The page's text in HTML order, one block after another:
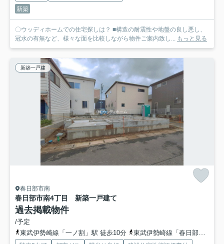
新築
〇ウッディホームでの住宅探しは？ ■構造の耐震性や地盤の良し悪し、
冠水の有無など、様々な面を比較しながら物件ご案内致し... もっと見る
新築一戸建
春日部市南
春日部市南4丁目 新築一戸建て
過去掲載物件
/予定
東武伊勢崎線「一ノ割」駅 徒歩10分
東武伊勢崎線「春日部」駅 徒歩24分